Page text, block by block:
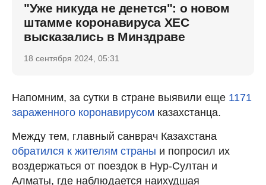
"Уже никуда не денется": о новом
штамме коронавируса ХЕС
высказались в Минздраве
18 сентября 2024, 05:31
Напомним, за сутки в стране выявили еще 1171
зараженного коронавирусом казахстанца.
Между тем, главный санврач Казахстана
обратился к жителям страны и попросил их
воздержаться от поездок в Нур-Султан и
Алматы, где наблюдается наихудшая